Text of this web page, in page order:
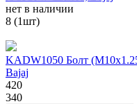
нет в наличии
8 (1шт)
KADW1050 Болт
Bajaj
420
340